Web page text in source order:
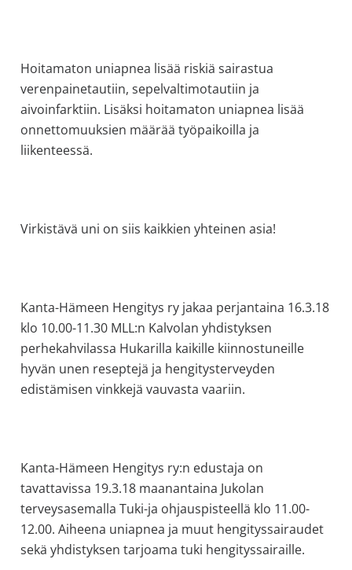
Hoitamaton uniapnea lisää riskiä sairastua
verenpainetautiin, sepelvaltimotautiin ja
aivoinfarktiin. Lisäksi hoitamaton uniapnea lisää
onnettomuuksien määrää työpaikoilla ja
liikenteessä.
Virkistävä uni on siis kaikkien yhteinen asia!
Kanta-Hämeen Hengitys ry jakaa perjantaina 16.3.18
klo 10.00-11.30 MLL:n Kalvolan yhdistyksen
perhekahvilassa Hukarilla kaikille kiinnostuneille
hyvän unen reseptejä ja hengitysterveyden
edistämisen vinkkejä vauvasta vaariin.
Kanta-Hämeen Hengitys ry:n edustaja on
tavattavissa 19.3.18 maanantaina Jukolan
terveysasemalla Tuki-ja ohjauspisteellä klo 11.00-
12.00. Aiheena uniapnea ja muut hengityssairaudet
sekä yhdistyksen tarjoama tuki hengityssairaille.